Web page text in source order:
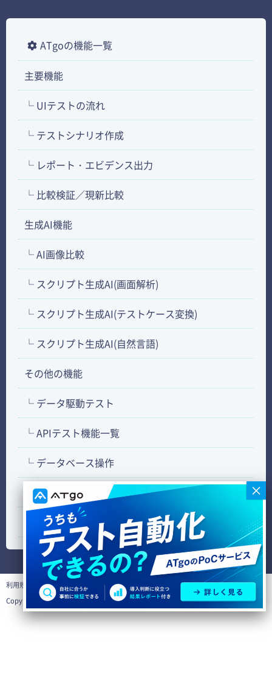
ATgoの機能一覧
主要機能
└ UIテストの流れ
└ テストシナリオ作成
└ レポート・エビデンス出力
└ 比較検証／現新比較
生成AI機能
└ AI画像比較
└ スクリプト生成AI(画面解析)
└ スクリプト生成AI(テストケース変換)
└ スクリプト生成AI(自然言語)
その他の機能
└ データ駆動テスト
└ APIテスト機能一覧
└ データベース操作
└ FTP操作
└ セルフヒーリング
利用規約
個人情報の取り扱いについて
Copyright©テスト自動化ツールならATgoAll Rights Reserved.